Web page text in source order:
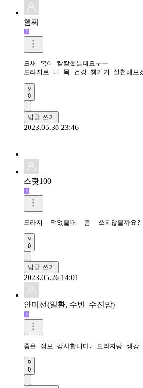
햄찌
요새 목이 칼칼했는데요ㅜㅜ
도라지로 내 목 건강 챙기기 실천해보
0
답글 쓰기
2023.05.30 23:46
스쾃100
도라지  먹었을때  좀  쓰지않을까요
0
답글 쓰기
2023.05.26 14:01
안미선(일환, 수빈, 수진맘)
좋은 정보 감사합니다. 도라지랑 생
0